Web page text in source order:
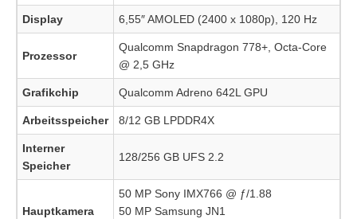
Display 6,55″ AMOLED (2400 x 1080p), 120 Hz
Prozessor
Qualcomm Snapdragon 778+, Octa-Core
@ 2,5 GHz
Grafikchip Qualcomm Adreno 642L GPU
Arbeitsspeicher 8/12 GB LPDDR4X
Interner
Speicher
128/256 GB UFS 2.2
Hauptkamera
50 MP Sony IMX766 @ ƒ/1.88
50 MP Samsung JN1